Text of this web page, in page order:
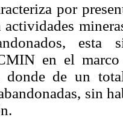
por
actividades
en el
donde de un
sin